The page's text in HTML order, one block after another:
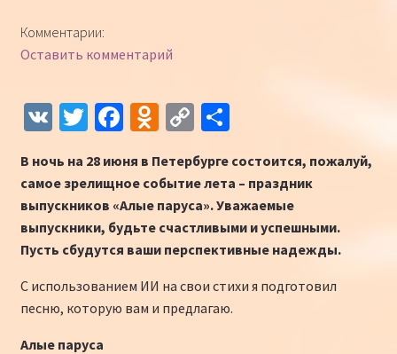
Комментарии:
Оставить комментарий
V T
tt
er
Fa
b
o
o
k
O
n
o
kl
as
sn
iki
C
p
y
Li
n
k
О
п
р
а
в
и
ть
В ночь на 28 июня в Петербурге состоится, пожалуй,
самое зрелищное событие лета – праздник
выпускников «Алые паруса». Уважаемые
выпускники, будьте счастливыми и успешными.
Пусть сбудутся ваши перспективные надежды.
С использованием ИИ на свои стихи я подготовил
песню, которую вам и предлагаю.
Алые паруса